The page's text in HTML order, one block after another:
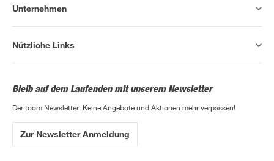
Unternehmen
Nützliche Links
Bleib auf dem Laufenden mit unserem Newsletter
Der toom Newsletter: Keine Angebote und Aktionen mehr verpassen!
Zur Newsletter Anmeldung